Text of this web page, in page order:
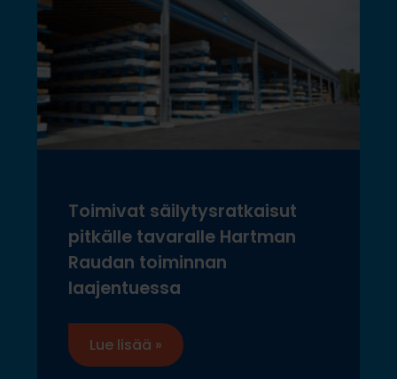
Toimivat säilytysratkaisut
pitkälle tavaralle Hartman
Raudan toiminnan
laajentuessa
Lue lisää »